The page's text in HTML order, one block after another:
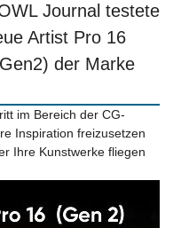
Journal testete
Artist Pro 16
der Marke
im Bereich der CG-
Inspiration freizusetzen
Ihre Kunstwerke fliegen